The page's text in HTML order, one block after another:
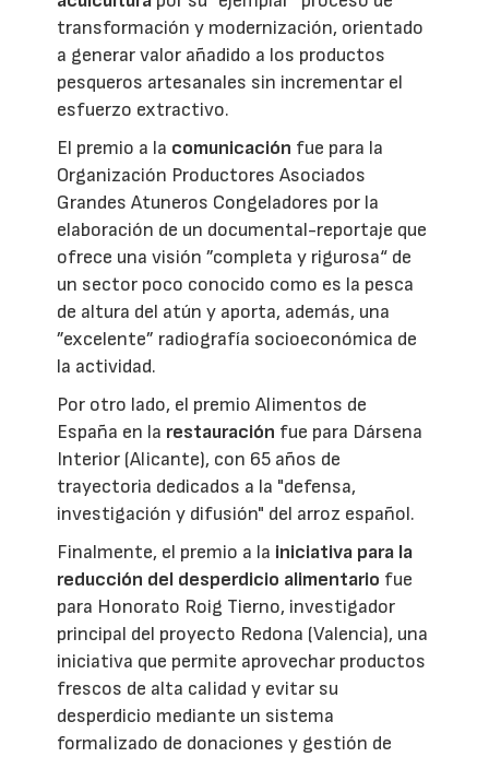
transformación y modernización, orientado
a generar valor añadido a los productos
pesqueros artesanales sin incrementar el
esfuerzo extractivo.
El premio a la comunicación fue para la
Organización Productores Asociados
Grandes Atuneros Congeladores por la
elaboración de un documental-reportaje que
ofrece una visión ”completa y rigurosa“ de
un sector poco conocido como es la pesca
de altura del atún y aporta, además, una
”excelente” radiografía socioeconómica de
la actividad.
Por otro lado, el premio Alimentos de
España en la restauración fue para Dársena
Interior (Alicante), con 65 años de
trayectoria dedicados a la "defensa,
investigación y difusión" del arroz español.
Finalmente, el premio a la iniciativa para la
reducción del desperdicio alimentario fue
para Honorato Roig Tierno, investigador
principal del proyecto Redona (Valencia), una
iniciativa que permite aprovechar productos
frescos de alta calidad y evitar su
desperdicio mediante un sistema
formalizado de donaciones y gestión de